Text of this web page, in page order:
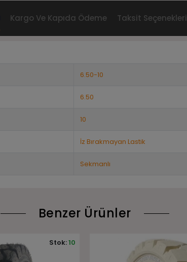
Kargo Ve Kapıda Ödeme Taksit Seçenekleri
6.50-10
6.50
10
İz Bırakmayan Lastik
Sekmanlı
Benzer Ürünler
Stok:20